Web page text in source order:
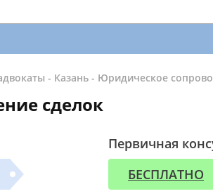
- Казань - Юридическое
сделок
Первичная
БЕСПЛАТНО